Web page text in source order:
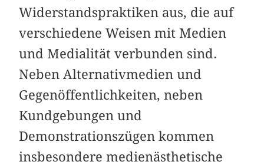
Widerstandspraktiken aus, die auf
verschiedene Weisen mit Medien
und Medialität verbunden sind.
Neben Alternativmedien und
Gegenöffentlichkeiten, neben
Kundgebungen und
Demonstrationszügen kommen
insbesondere medienästhetische